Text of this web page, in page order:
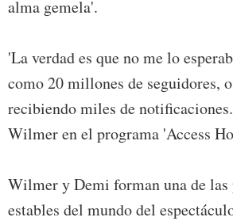
alma gemela'.
'La verdad es que no me lo
como 20 millones de seguidores,
recibiendo miles de
Wilmer en el programa 'Access
Wilmer y Demi forman una de las
estables del mundo del